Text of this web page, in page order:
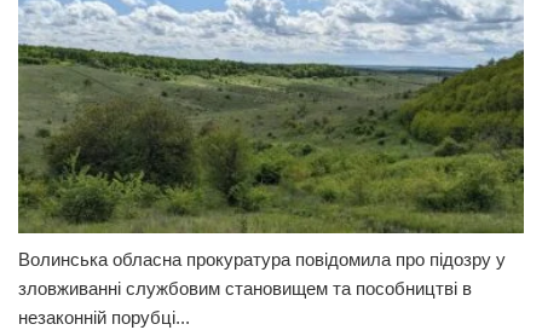
Волинська обласна прокуратура повідомила про підозру у
зловживанні службовим становищем та пособництві в
незаконній порубці...